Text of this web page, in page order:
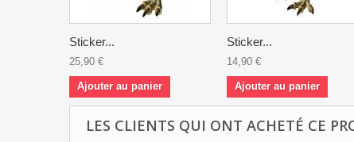
Sticker...
25,90 €
Ajouter au panier
Sticker...
14,90 €
Ajouter au panier
LES CLIENTS QUI ONT ACHETÉ CE